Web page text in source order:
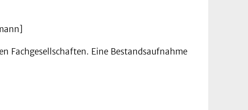
Fachgesellschaften. Eine Bestandsaufnahme